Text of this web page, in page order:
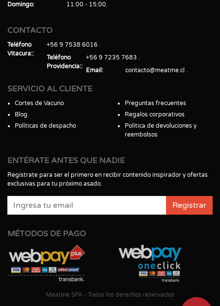
Domingo
11:00 - 15:00
CONTACTO
Teléfono
Vitacura:
+56 9 7538 6016
Teléfono
Providencia:
+56 9 7235 7683
Email
contacto@meatme.cl
SERVICIO AL CLIENTE
Cortes de Vacuno
Blog
Políticas de despacho
Preguntas frecuentes
Regalos corporativos
Política de devoluciones y
reembolsos
ENTÉRATE ANTES QUE NADIE
Regístrate para ser el primero en recibir contenido inspirador y ofertas
exclusivas para tu próximo asado.
Registrar
MÉTODOS DE PAGO
Meatme SPA - Todos los derechos reservados